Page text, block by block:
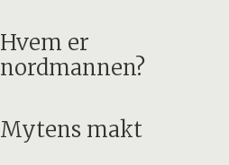
Hvem er
nordmannen?
Mytens makt